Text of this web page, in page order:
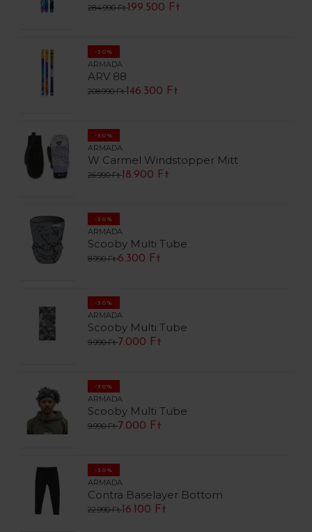
284.990 Ft 199.500 Ft
-30%
ARMADA
ARV 88
208.990 Ft 146.300 Ft
-30%
ARMADA
W Carmel Windstopper Mitt
26.990 Ft 18.900 Ft
-30%
ARMADA
Scooby Multi Tube
8.990 Ft6.300 Ft
-30%
ARMADA
Scooby Multi Tube
9.990 Ft7.000 Ft
-30%
ARMADA
Scooby Multi Tube
9.990 Ft7.000 Ft
-30%
ARMADA
Contra Baselayer Bottom
22.990 Ft 16.100 Ft